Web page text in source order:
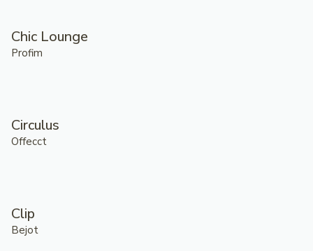
Chic Lounge
Profim
Circulus
Offecct
Clip
Bejot